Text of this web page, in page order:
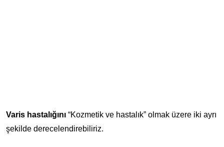
Varis hastalığını “Kozmetik ve hastalık” olmak üzere iki ayrı
şekilde derecelendirebiliriz.